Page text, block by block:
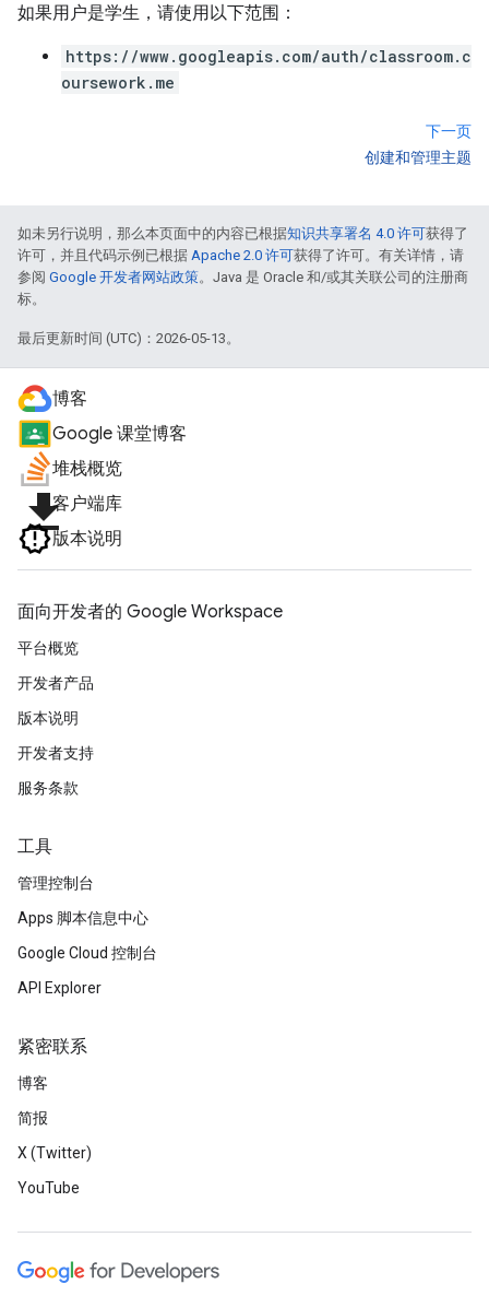
如果用户是学生，请使用以下范围：
https://www.googleapis.com/auth/classroom.c
oursework.me
下一页
创建和管理主题
如未另行说明，那么本页面中的内容已根据知识共享署名 4.0 许可获得了
许可，并且代码示例已根据 Apache 2.0 许可获得了许可。有关详情，请
参阅 Google 开发者网站政策。Java 是 Oracle 和/或其关联公司的注册商
标。
最后更新时间 (UTC)：2026-05-13。
博客
Google 课堂博客
堆栈概览
file_download客户端库
版本说明
面向开发者的 Google Workspace
平台概览
开发者产品
版本说明
开发者支持
服务条款
工具
管理控制台
Apps 脚本信息中心
Google Cloud 控制台
API Explorer
紧密联系
博客
简报
X (Twitter)
YouTube